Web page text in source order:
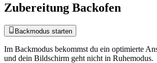
Zubereitung Backofen
Backmodus starten
Im Backmodus bekommst du ein optimierte
und dein Bildschirm geht nicht in Ruhemodus.